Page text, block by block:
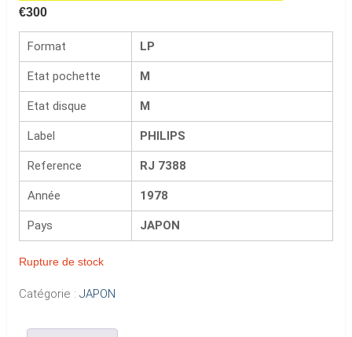
€300
Format LP
Etat pochette M
Etat disque M
Label PHILIPS
Reference RJ 7388
Année 1978
Pays JAPON
Rupture de stock
Catégorie : JAPON